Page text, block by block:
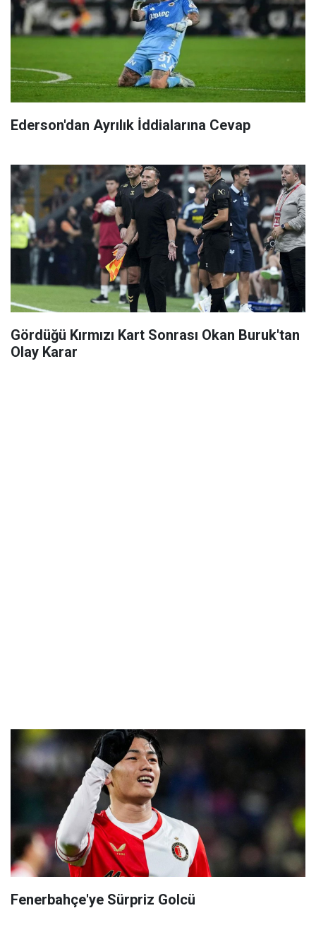
Ederson'dan Ayrılık İddialarına Cevap
Gördüğü Kırmızı Kart Sonrası Okan Buruk'tan
Olay Karar
Fenerbahçe'ye Sürpriz Golcü